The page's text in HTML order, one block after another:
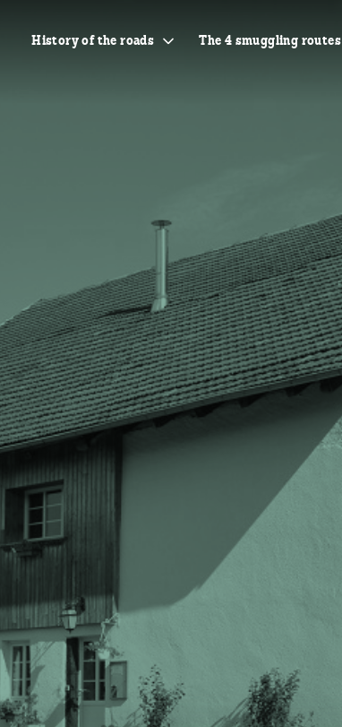
History of the roads The 4 smuggling routes